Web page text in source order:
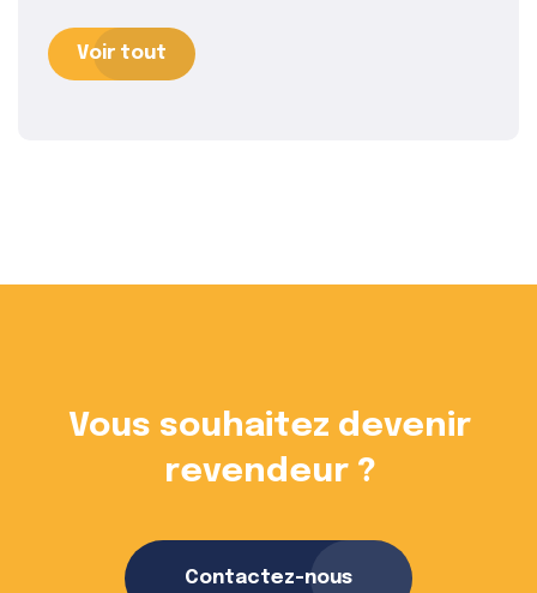
Voir tout
Vous souhaitez devenir
revendeur ?
Contactez-nous